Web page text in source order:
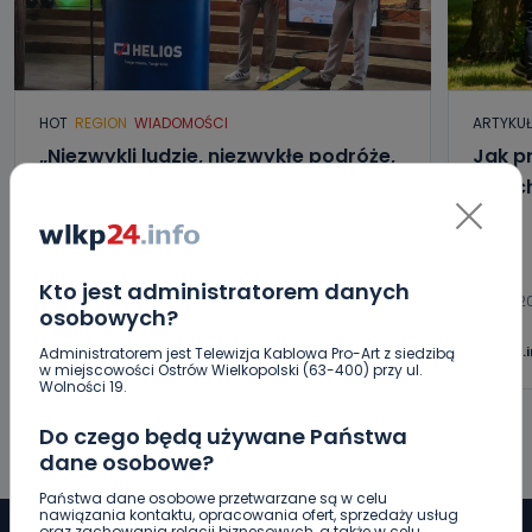
Kto jest administratorem danych
osobowych?
Administratorem jest Telewizja Kablowa Pro-Art z siedzibą
w miejscowości Ostrów Wielkopolski (63-400) przy ul.
Wolności 19.
Do czego będą używane Państwa
dane osobowe?
Państwa dane osobowe przetwarzane są w celu
nawiązania kontaktu, opracowania ofert, sprzedaży usług
HOT REGION WIADOMOŚCI
„Niezwykli ludzie, niezwykłe podróże,
Antonińska – dzień pierwszy [FOTO]
Aleksandra Barczak
Jak